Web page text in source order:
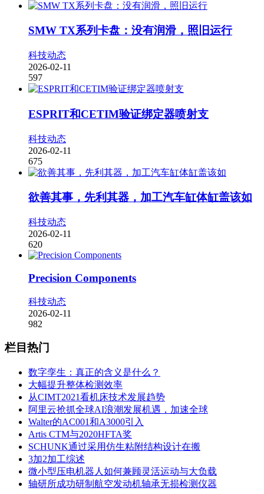
SMW TX系列卡盘：没有润滑，照旧运行
科技动态
2026-02-11
597
ESPRIT和CETIM验证绑定器喷射支
科技动态
2026-02-11
675
欲善其事，先利其器，加工汽车缸体缸盖该如
科技动态
2026-02-11
620
Precision Components
科技动态
2026-02-11
982
栏目热门
数字孪生：真正的含义是什么？
大幅提升整体检测效率
从CIMT2021看机床技术发展趋势
阿里云抢抓全球AI浪潮发展机遇，加速全球
Walter的AC001和A3000引入
Artis CTM与2020HFTA奖
SCHUNK通过采用仿生粘附结构设计在搬
3加2加工综述
微小型压电机器人如何兼顾灵活运动与大负载
轴研所成功研制航空发动机轴承无损检测仪器